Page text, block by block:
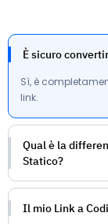
È sicuro
Sì, è
link.
Qual è la
Statico?
Il mio Link a